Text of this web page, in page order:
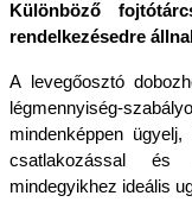
Különböző
rendelkezésedre
A levegőosztó
légmennyiség-
mindenképpen
csatlakozással
mindegyikhez ideális